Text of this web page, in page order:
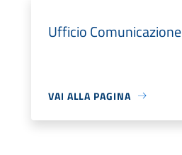
Ufficio Comunicazione
VAI ALLA PAGINA